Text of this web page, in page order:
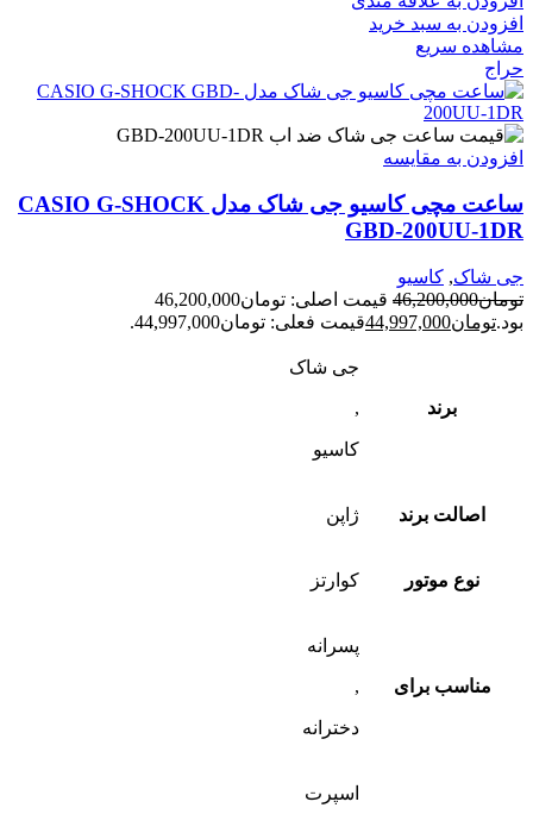
افزودن به سبد خرید
مشاهده سریع
حراج
افزودن به مقایسه
ساعت مچی کاسیو جی شاک مدل CASIO G-SHOCK
GBD-200UU-1DR
جی شاک, کاسیو
تومان46,200,000
قیمت اصلی: تومان46,200,000
بود.تومان44,997,000قیمت فعلی: تومان44,997,000.
برند
جی شاک
,
کاسیو
اصالت برند ژاپن
نوع موتور کوارتز
مناسب برای
پسرانه
,
دخترانه
اسپرت